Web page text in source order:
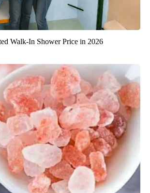
Walk-In Shower Price in 2026